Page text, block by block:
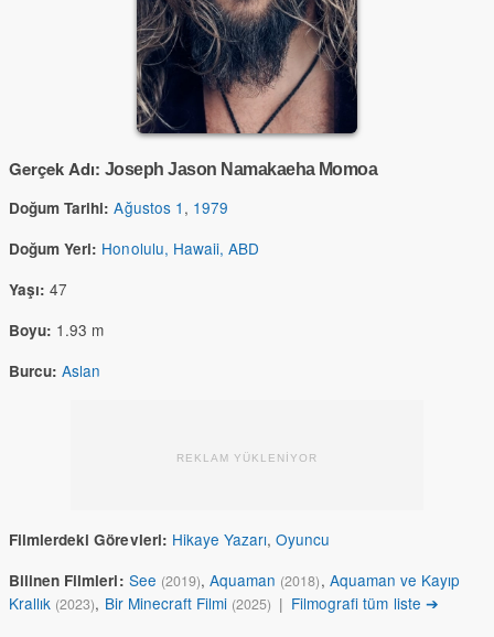
Gerçek Adı: Joseph Jason Namakaeha Momoa
Doğum Tarihi: Ağustos 1 , 1979
Doğum Yeri: Honolulu, Hawaii, ABD
Yaşı: 47
Boyu: 1.93 m
Burcu: Aslan
REKLAM YÜKLENİYOR
Filmlerdeki Görevleri: Hikaye Yazarı,Oyuncu
Bilinen Filmleri: See (2019),Aquaman (2018), Aquaman ve Kayıp
Krallık (2023), Bir Minecraft Filmi (2025) | Filmografi tüm liste ➔